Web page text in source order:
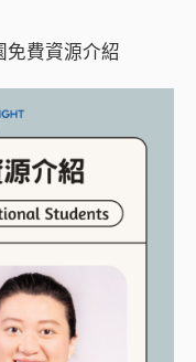
費資源介紹